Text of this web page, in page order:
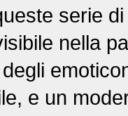
serie
nella
e un